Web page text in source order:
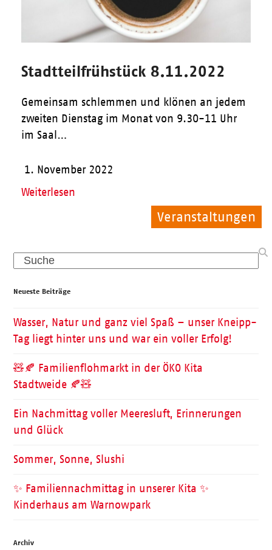
Kinder
Allgemein
Veranstaltungen
Stadtteilfrühstück 8.11.2022
Gemeinsam schlemmen und klönen an jedem
zweiten Dienstag im Monat von 9.30-11 Uhr
im Saal…
1. November 2022
Weiterlesen
Search
Neueste Beiträge
Wasser, Natur und ganz viel Spaß – unser Kneipp-
Tag liegt hinter uns und war ein voller Erfolg!
🧸🍂 Familienflohmarkt in der ÖKO Kita
Stadtweide 🍂🧸
Ein Nachmittag voller Meeresluft, Erinnerungen
und Glück
Sommer, Sonne, Slushi
✨ Familiennachmittag in unserer Kita ✨
Kinderhaus am Warnowpark
Archiv